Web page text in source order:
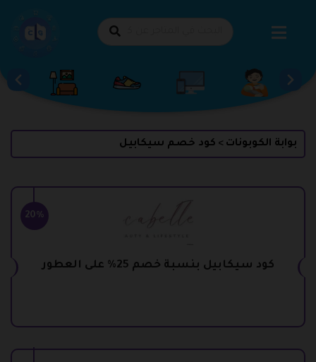
بوابة الكوبونات > كود خصم سيكابيل
20%
كود سيكابيل بنسبة خصم 25% على العطور